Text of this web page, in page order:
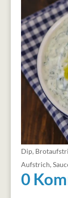
Dip,
Aufstrich,
0